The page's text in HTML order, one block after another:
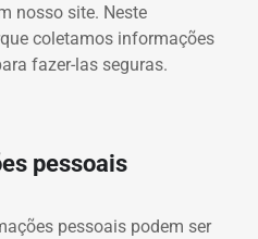
nosso site. Neste
coletamos informações
fazer-las seguras.
pessoais
pessoais podem ser